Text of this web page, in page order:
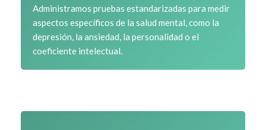
Administramos pruebas estandarizadas para medir
aspectos específicos de la salud mental, como la
depresión, la ansiedad, la personalidad o el
coeficiente intelectual.